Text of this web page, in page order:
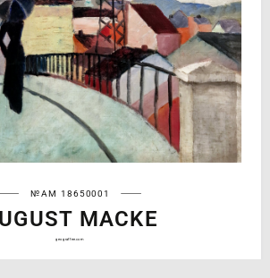
№AM 18650001
MACKE
geograffee.com